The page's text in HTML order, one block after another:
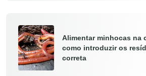
Alimentar minhocas na
como introduzir os
correta